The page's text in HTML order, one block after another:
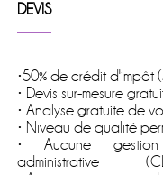
DEVIS
•50% de crédit d'impôt
• Devis sur-mesure
• Analyse gratuite de
• Niveau de qualité
• Aucune
administrative